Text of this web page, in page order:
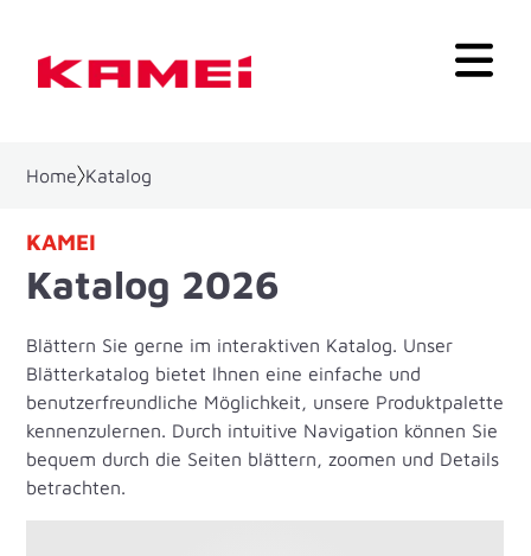
Home Katalog
KAMEI
Katalog 2026
Blättern Sie gerne im interaktiven Katalog. Unser
Blätterkatalog bietet Ihnen eine einfache und
benutzerfreundliche Möglichkeit, unsere Produktpalette
kennenzulernen. Durch intuitive Navigation können Sie
bequem durch die Seiten blättern, zoomen und Details
betrachten.